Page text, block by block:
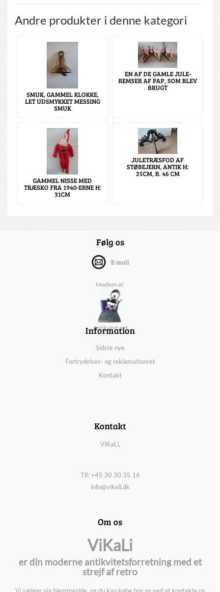
Andre produkter i denne kategori
SMUK, GAMMEL KLOKKE,
LET UDSMYKKET MESSING
SMUK
EN AF DE GAMLE JULE-
REMSER AF PAP, SOM BLEV
BRUGT
GAMMEL NISSE MED
TRÆSKO FRA 1940-ERNE H:
31CM
JULETRÆSFOD AF
STØBEJERN, ANTIK H:
25CM, B. 46 CM
Følg os
E-mail
Medlem af:
Antikvitet.net
Information
Sidste nye
Fortrydelses- og reklamationret
Kontakt
Kontakt
ViKaLi,
Tlf: +45 30 30 35 16
info@vikali.dk
Om os
ViKaLi
er din moderne antikvitetsforretning med et
strejf af retro